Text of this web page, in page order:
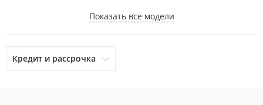
Показать все модели
Кредит и рассрочка